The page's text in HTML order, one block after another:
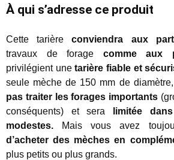
À qui s’adresse ce produit
Cette tarièreconviendra aux
travaux de forage comme aux
privilégient unetarière fiable et
seule mèche de 150 mm de
pas traiter les forages importants
conséquents) et sera
limitée
modestes. Mais vous avez
d’acheter des mèches en
plus petits ou plus grands.